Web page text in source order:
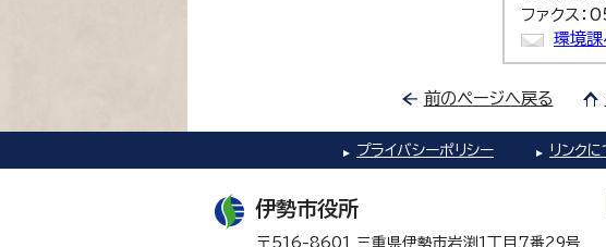
ファクス
環境課
前のページへ戻る
プライバシーポリシー リンク
伊勢市役所
〒516-8601 三重県伊勢市岩渕1丁目7番29号